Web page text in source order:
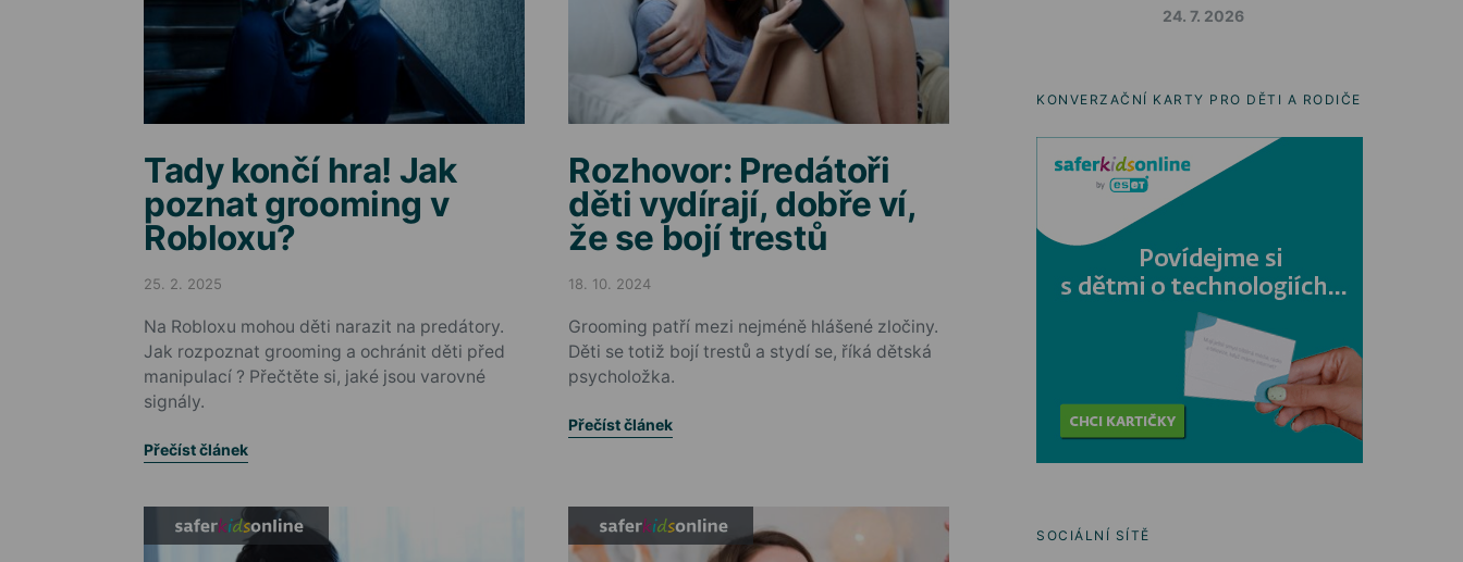
Tady končí hra! Jak
poznat grooming v
Robloxu?
Posted on
25. 2. 2025
Na Robloxu mohou děti narazit na predátory.
Jak rozpoznat grooming a ochránit děti před
manipulací ? Přečtěte si, jaké jsou varovné
signály.
Přečíst článek
Rozhovor: Predátoři
děti vydírají, dobře ví,
že se bojí trestů
Posted on
18. 10. 2024
Grooming patří mezi nejméně hlášené zločiny.
Děti se totiž bojí trestů a stydí se, říká dětská
psycholožka.
Přečíst článek
24. 7. 2026
KONVERZAČNÍ KARTY PRO DĚTI A RODIČE
SOCIÁLNÍ SÍTĚ